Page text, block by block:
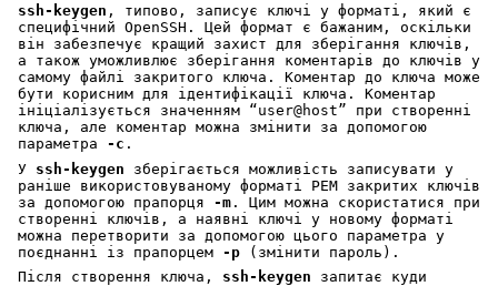
ssh-keygen , типово, записує ключі у форматі, який є
специфічний OpenSSH. Цей формат є бажаним, оскільки
він забезпечує кращий захист для зберігання ключів,
а також уможливлює зберігання коментарів до ключів у
самому файлі закритого ключа. Коментар до ключа може
бути корисним для ідентифікації ключа. Коментар
ініціалізується значенням “user@host” при створенні
ключа, але коментар можна змінити за допомогою
параметра -c .
У ssh-keygen зберігається можливість записувати у
раніше використовуваному форматі PEM закритих ключів
за допомогою прапорця -m . Цим можна скористатися при
створенні ключів, а наявні ключі у новому форматі
можна перетворити за допомогою цього параметра у
поєднанні із прапорцем -p (змінити пароль).
Після створення ключа, ssh-keygen запитає куди